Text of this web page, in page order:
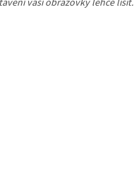
vaší obrazovky lehce lišit.